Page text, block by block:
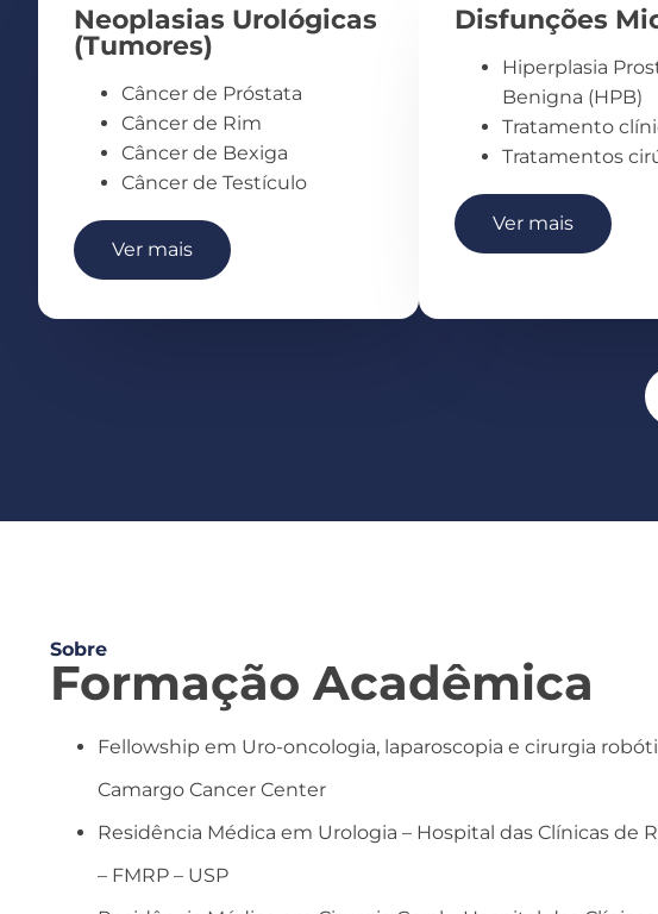
Neoplasias Urológicas
(Tumores)
Câncer de Próstata
Câncer de Rim
Câncer de Bexiga
Câncer de Testículo
Ver mais
Disfunções
Hiperplasia
Benigna (HPB)
Tratamento
Tratamentos
Ver mais
Sobre
Formação Acadêmica
Fellowship em Uro-oncologia, laparoscopia e cirurgia
Camargo Cancer Center
Residência Médica em Urologia – Hospital das Clínicas de
– FMRP – USP